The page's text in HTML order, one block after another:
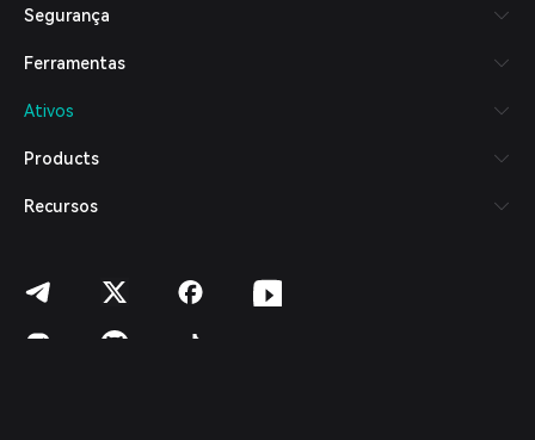
Deutsch
繁體中文
Bahasa Indonesia
हिन्दी
Español (Argentina)
Segurança
Ferramentas
Ativos
Products
Recursos